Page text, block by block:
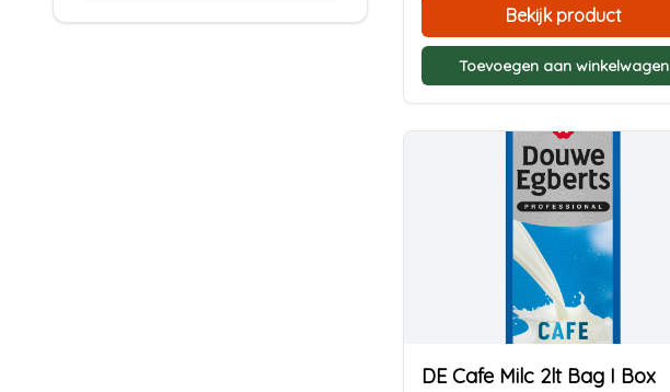
Bekijk product
Toevoegen aan winkelwagen
DE Cafe Milc 2lt Bag I Box